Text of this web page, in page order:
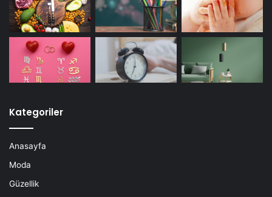
Kategoriler
Anasayfa
Moda
Güzellik